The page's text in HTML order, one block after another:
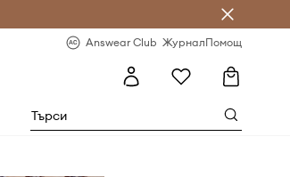
Answear Club ЖурналПомощ